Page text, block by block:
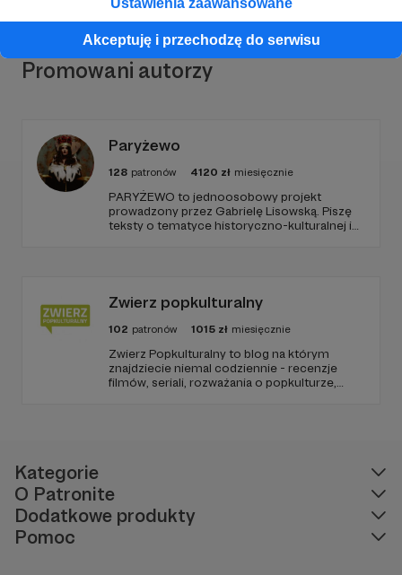
Akceptuję i przechodzę do serwisu
Promowani autorzy
Paryżewo
128 patronów 4120 zł miesięcznie
PARYŻEWO to jednoosobowy projekt
prowadzony przez Gabrielę Lisowską. Piszę
teksty o tematyce historyczno-kulturalnej i
Zwierz popkulturalny
102 patronów 1015 zł miesięcznie
Zwierz Popkulturalny to blog na którym
znajdziecie niemal codziennie - recenzje
filmów, seriali, rozważania o popkulturze,
Kategorie
O Patronite
Dodatkowe produkty
Pomoc